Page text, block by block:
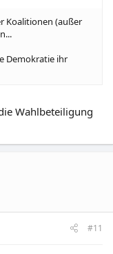
Koalitionen (außer
Demokratie ihr
Wahlbeteiligung
#11